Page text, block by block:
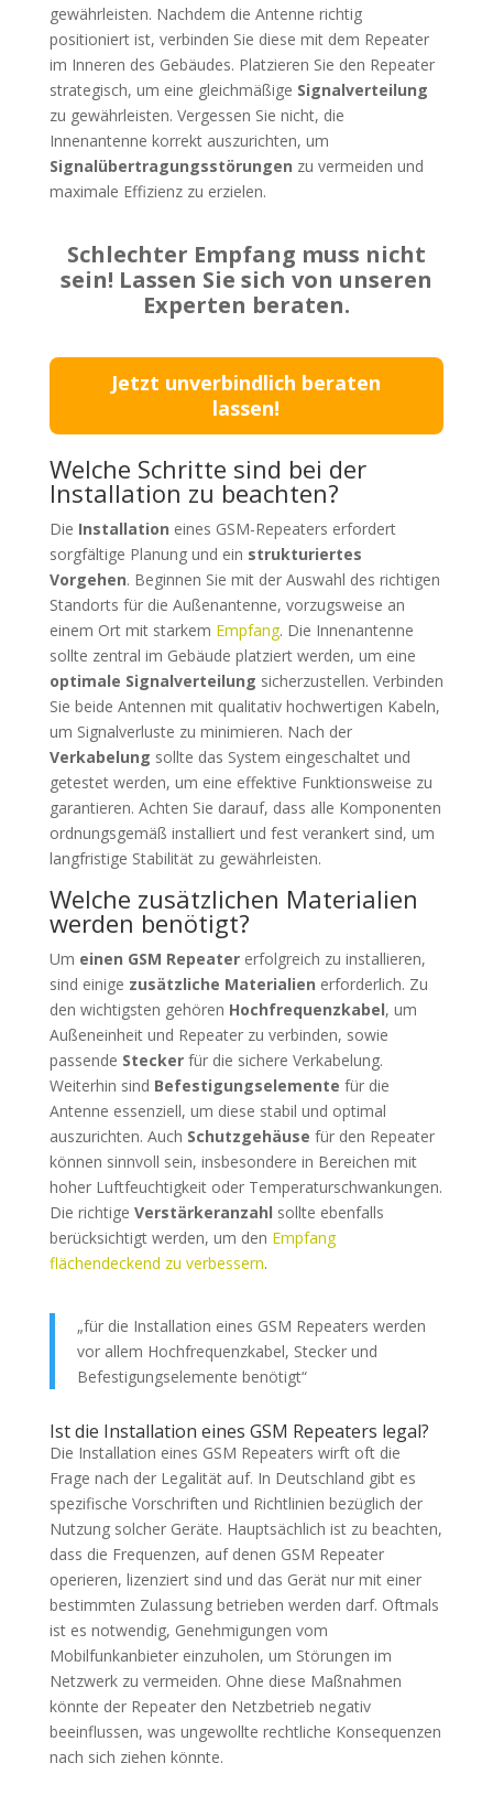
gewährleisten. Nachdem die Antenne richtig
positioniert ist, verbinden Sie diese mit dem Repeater
im Inneren des Gebäudes. Platzieren Sie den Repeater
strategisch, um eine gleichmäßige Signalverteilung
zu gewährleisten. Vergessen Sie nicht, die
Innenantenne korrekt auszurichten, um
Signalübertragungsstörungen zu vermeiden und
maximale Effizienz zu erzielen.
Schlechter Empfang muss nicht
sein! Lassen Sie sich von unseren
Experten beraten.
Jetzt unverbindlich beraten
lassen!
Welche Schritte sind bei der
Installation zu beachten?
Die Installation eines GSM-Repeaters erfordert
sorgfältige Planung und ein strukturiertes
Vorgehen. Beginnen Sie mit der Auswahl des richtigen
Standorts für die Außenantenne, vorzugsweise an
einem Ort mit starkem Empfang. Die Innenantenne
sollte zentral im Gebäude platziert werden, um eine
optimale Signalverteilung sicherzustellen. Verbinden
Sie beide Antennen mit qualitativ hochwertigen Kabeln,
um Signalverluste zu minimieren. Nach der
Verkabelung sollte das System eingeschaltet und
getestet werden, um eine effektive Funktionsweise zu
garantieren. Achten Sie darauf, dass alle Komponenten
ordnungsgemäß installiert und fest verankert sind, um
langfristige Stabilität zu gewährleisten.
Welche zusätzlichen Materialien
werden benötigt?
Um einen GSM Repeatererfolgreich zu installieren,
sind einige zusätzliche Materialien erforderlich. Zu
den wichtigsten gehören Hochfrequenzkabel, um
Außeneinheit und Repeater zu verbinden, sowie
passende Steckerfür die sichere Verkabelung.
Weiterhin sind Befestigungselemente für die
Antenne essenziell, um diese stabil und optimal
auszurichten. Auch Schutzgehäuse für den Repeater
können sinnvoll sein, insbesondere in Bereichen mit
hoher Luftfeuchtigkeit oder Temperaturschwankungen.
Die richtige Verstärkeranzahl sollte ebenfalls
berücksichtigt werden, um den Empfang
flächendeckend zu verbessern.
„für die Installation eines GSM Repeaters werden
vor allem Hochfrequenzkabel, Stecker und
Befestigungselemente benötigt“
Ist die Installation eines GSM Repeaters legal?
Die Installation eines GSM Repeaters wirft oft die
Frage nach der Legalität auf. In Deutschland gibt es
spezifische Vorschriften und Richtlinien bezüglich der
Nutzung solcher Geräte. Hauptsächlich ist zu beachten,
dass die Frequenzen, auf denen GSM Repeater
operieren, lizenziert sind und das Gerät nur mit einer
bestimmten Zulassung betrieben werden darf. Oftmals
ist es notwendig, Genehmigungen vom
Mobilfunkanbieter einzuholen, um Störungen im
Netzwerk zu vermeiden. Ohne diese Maßnahmen
könnte der Repeater den Netzbetrieb negativ
beeinflussen, was ungewollte rechtliche Konsequenzen
nach sich ziehen könnte.